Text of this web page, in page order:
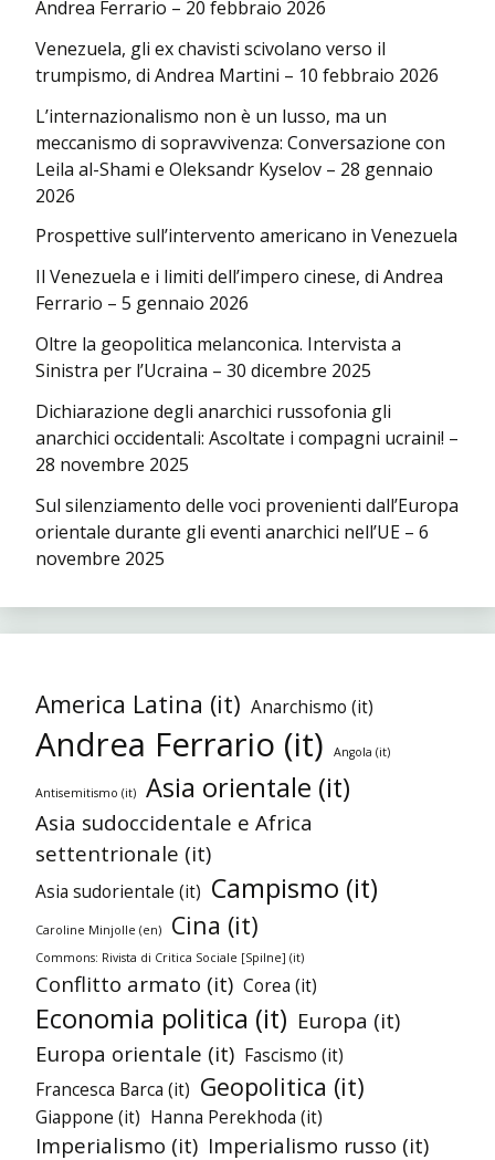
Andrea Ferrario – 20 febbraio 2026
Venezuela, gli ex chavisti scivolano verso il
trumpismo, di Andrea Martini – 10 febbraio 2026
L’internazionalismo non è un lusso, ma un
meccanismo di sopravvivenza: Conversazione con
Leila al-Shami e Oleksandr Kyselov – 28 gennaio
2026
Prospettive sull’intervento americano in Venezuela
Il Venezuela e i limiti dell’impero cinese, di Andrea
Ferrario – 5 gennaio 2026
Oltre la geopolitica melanconica. Intervista a
Sinistra per l’Ucraina – 30 dicembre 2025
Dichiarazione degli anarchici russofonia gli
anarchici occidentali: Ascoltate i compagni ucraini! –
28 novembre 2025
Sul silenziamento delle voci provenienti dall’Europa
orientale durante gli eventi anarchici nell’UE – 6
novembre 2025
America Latina (it) Anarchismo (it)
Andrea Ferrario (it) Angola (it)
Antisemitismo (it) Asia orientale (it)
Asia sudoccidentale e Africa
settentrionale (it)
Asia sudorientale (it) Campismo (it)
Caroline Minjolle (en) Cina (it)
Commons: Rivista di Critica Sociale [Spilne] (it)
Conflitto armato (it) Corea (it)
Economia politica (it) Europa (it)
Europa orientale (it) Fascismo (it)
Francesca Barca (it) Geopolitica (it)
Giappone (it) Hanna Perekhoda (it)
Imperialismo (it) Imperialismo russo (it)